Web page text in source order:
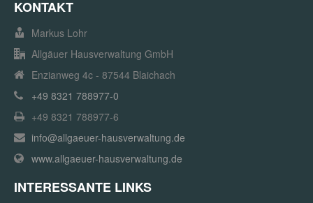
KONTAKT
Markus Lohr
Allgäuer Hausverwaltung GmbH
Enzianweg 4c - 87544 Blaichach
+49 8321 788977-0
+49 8321 788977-6
info@allgaeuer-hausverwaltung.de
www.allgaeuer-hausverwaltung.de
INTERESSANTE LINKS